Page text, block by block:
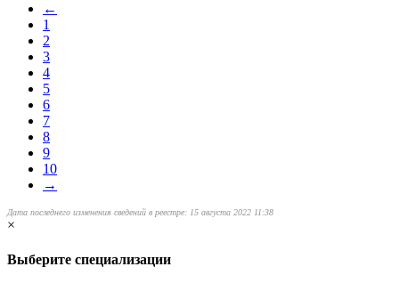
←
1
2
3
4
5
6
7
8
9
10
→
Дата последнего изменения сведений в реестре: 15 августа 2022 11:38
×
Выберите специализации